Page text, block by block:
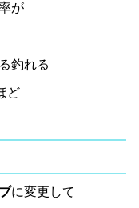
が
釣れる
ど
に変更して